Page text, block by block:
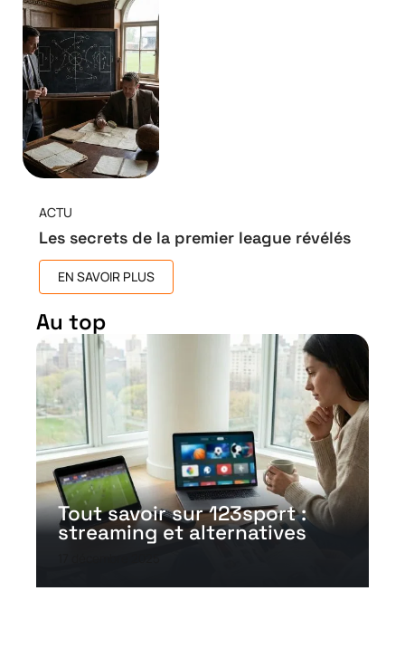
ACTU
Les secrets de la premier league révélés
EN SAVOIR PLUS
Au top
Tout savoir sur 123sport :
streaming et alternatives